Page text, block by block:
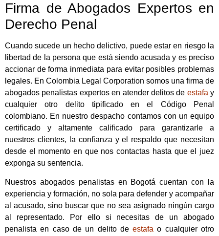
Firma de Abogados Expertos en
Derecho Penal
Cuando sucede un hecho delictivo, puede estar en riesgo la
libertad de la persona que está siendo acusada y es preciso
accionar de forma inmediata para evitar posibles problemas
legales. En Colombia Legal Corporation somos una firma de
abogados penalistas expertos en atender delitos de estafay
cualquier otro delito tipificado en el Código Penal
colombiano. En nuestro despacho contamos con un equipo
certificado y altamente calificado para garantizarle a
nuestros clientes, la confianza y el respaldo que necesitan
desde el momento en que nos contactas hasta que el juez
exponga su sentencia.
Nuestros abogados penalistas en Bogotá cuentan con la
experiencia y formación, no sola para defender y acompañar
al acusado, sino buscar que no sea asignado ningún cargo
al representado. Por ello si necesitas de un abogado
penalista en caso de un delito deestafa o cualquier otro